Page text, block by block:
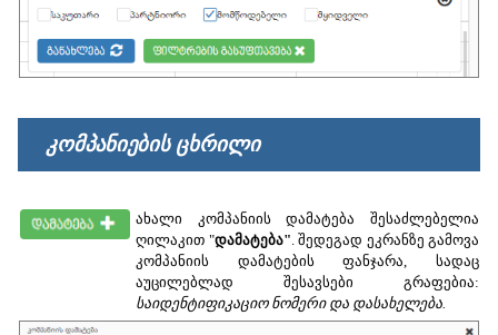
კომპანიების ცხრილი
ახალი კომპანიის დამატება შესაძლებელია
ღილაკით "დამატება". შედეგად ეკრანზე გამოვა
კომპანიის დამატების ფანჯარა, სადაც
აუცილებლად შესავსები გრაფებია:
საიდენტიფიკაციო ნომერი და დასახელება.